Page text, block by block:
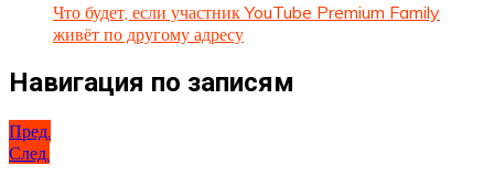
Что будет, если участник YouTube Premium Family
живёт по другому адресу
Навигация по записям
Пред.
След.